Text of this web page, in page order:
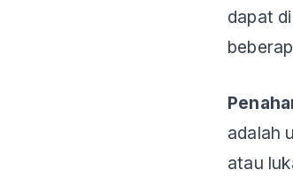
dapat
adalah
atau